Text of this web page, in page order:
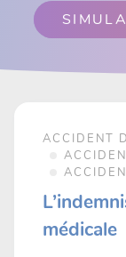
ACCIDENT
médicale